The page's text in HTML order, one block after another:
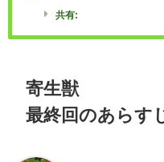
共有:
寄生獣
最終回のあらす